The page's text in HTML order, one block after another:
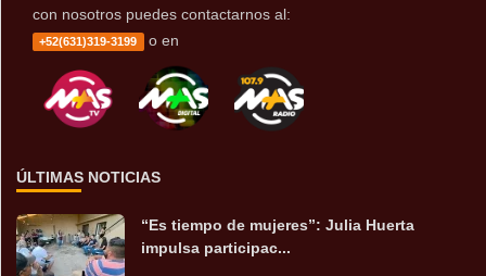
con nosotros puedes contactarnos al:
+52(631)319-3199 o en
ÚLTIMAS NOTICIAS
“Es tiempo de mujeres”: Julia Huerta
impulsa participac...